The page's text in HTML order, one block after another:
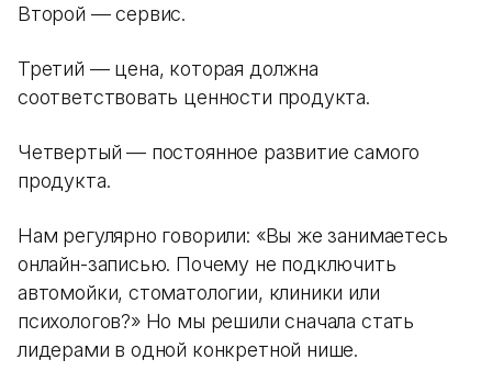
Второй — сервис.
Третий — цена, которая должна
соответствовать ценности продукта.
Четвертый — постоянное развитие самого
продукта.
Нам регулярно говорили: «Вы же занимаетесь
онлайн-записью. Почему не подключить
автомойки, стоматологии, клиники или
психологов?» Но мы решили сначала стать
лидерами в одной конкретной нише.